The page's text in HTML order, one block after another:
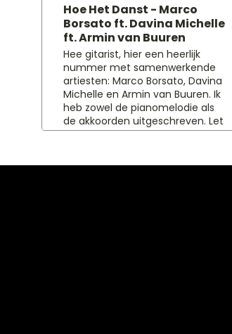
Hoe Het Danst - Marco
Borsato ft. Davina Michelle
ft. Armin van Buuren
Hee gitarist, hier een heerlijk
nummer met samenwerkende
artiesten: Marco Borsato, Davina
Michelle en Armin van Buuren. Ik
heb zowel de pianomelodie als
de akkoorden uitgeschreven. Let
op: in het begin staat het stuk in